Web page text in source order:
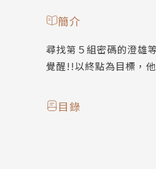
簡介
尋找第５組密碼的澄雄
覺醒!!以終點為目標，
目錄